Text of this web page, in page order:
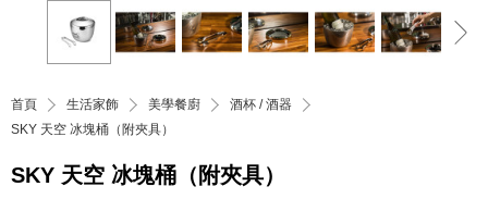
首頁 生活家飾 美學餐廚
酒杯 / 酒器
SKY 天空 冰塊桶（附夾具）
SKY 天空 冰塊桶（附夾具）